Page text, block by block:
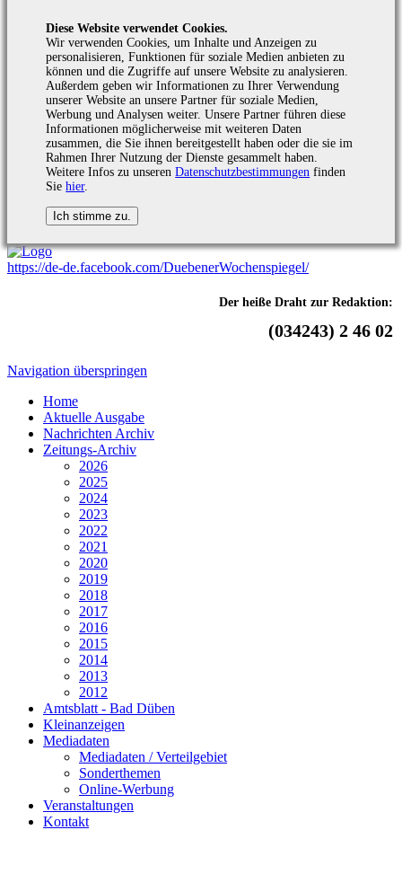
Diese Website verwendet Cookies.
Wir verwenden Cookies, um Inhalte und Anzeigen zu
personalisieren, Funktionen für soziale Medien anbieten zu
können und die Zugriffe auf unsere Website zu analysieren.
Außerdem geben wir Informationen zu Ihrer Verwendung
unserer Website an unsere Partner für soziale Medien,
Werbung und Analysen weiter. Unsere Partner führen diese
Informationen möglicherweise mit weiteren Daten
zusammen, die Sie ihnen bereitgestellt haben oder die sie im
Rahmen Ihrer Nutzung der Dienste gesammelt haben.
Weitere Infos zu unserenDatenschutzbestimmungen finden
Siehier.
https://de-de.facebook.com/DuebenerWochenspiegel/
Der heiße Draht zur Redaktion:
(034243) 2 46 02
Navigation überspringen
Home
Aktuelle Ausgabe
Nachrichten Archiv
Zeitungs-Archiv
2026
2025
2024
2023
2022
2021
2020
2019
2018
2017
2016
2015
2014
2013
2012
Amtsblatt - Bad Düben
Kleinanzeigen
Mediadaten
Mediadaten / Verteilgebiet
Sonderthemen
Online-Werbung
Veranstaltungen
Kontakt